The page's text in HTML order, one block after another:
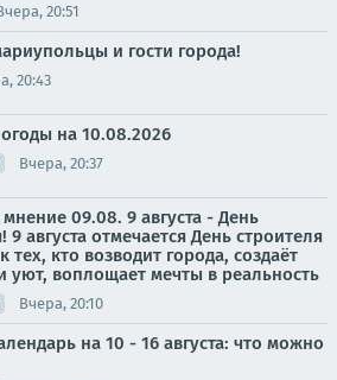
20:51
и гости города!
20:43
на 10.08.2026
Вчера, 20:37
09.08. 9 августа - День
9 августа отмечается День строителя
тех, кто возводит города, создаёт
уют, воплощает мечты в реальность
Вчера, 20:10
на 10 - 16 августа: что можно